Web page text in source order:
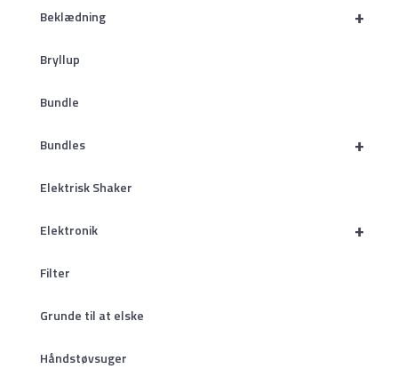
+
Beklædning
Bryllup
Bundle
+
Bundles
Elektrisk Shaker
+
Elektronik
Filter
Grunde til at elske
Håndstøvsuger